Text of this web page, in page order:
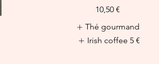
10,50 €
Thé gourmand
Irish coffee 5 €